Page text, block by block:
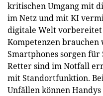
kritischen Umgang mit
im Netz und mit KI
digitale Welt
Kompetenzen brauchen
Smartphones sorgen
Retter sind im Notfall
mit Standortfunktion.
Unfällen können